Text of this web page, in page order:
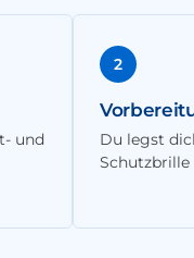
und
2
Du legst
Schutzbrille